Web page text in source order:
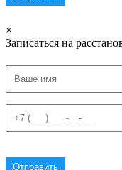
×
Записаться на